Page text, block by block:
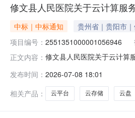
修文县人民医院关于云计算服
中标｜中标通知 贵州省｜贵阳市
项目编号： 2551351000001056946
正文内容： 修文县人民医院关于云计算
编码:520123项目所在行政
发布时间： 2026-07-08 18:01
相关产品：
云平台 云存储 云盘